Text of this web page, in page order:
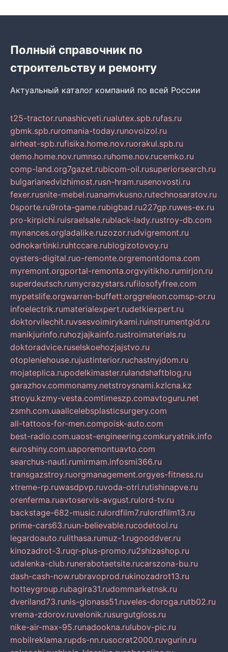
Полный справочник по
строительству и ремонту
Актуальный каталог компаний по всей России
t25-tractor.runashicveti.rualutex.spb.rufas.ru
gbmk.spb.ruromania-today.runovoizol.ru
airheat-spb.rufisika.home.nov.ruorakul.spb.ru
demo.home.nov.rumnso.ruhome.nov.rucemko.ru
comp-land.org7gazet.rubicom-oil.rusuperiorsearch.ru
bulgarianedvizhimost.rusn-hram.rusenovosti.ru
fexer.rusnite-mebel.ruanamvkusno.rutechnosaratov.ru
0sporte.ru9rota-game.rubigbad.ru227gp.ruwes-ex.ru
pro-kirpichi.ruisraelsale.rublack-lady.rustroy-db.com
mynances.orgladalike.ruzozor.rudvigremont.ru
odnokartinki.ruhtccare.rublogizotovoy.ru
oysters-digital.ruo-remonte.orgremontdoma.com
myremont.orgportal-remonta.orgvyitikho.rumirjon.ru
superdeutsch.rumycrazystars.rufilosofyfree.com
mypetslife.orgwarren-buffett.orggreleon.comsp-or.ru
infoelectrik.rumaterialexpert.rudetkiexpert.ru
doktorvilechit.ruvsesvoimirykami.ruinstrumentgid.ru
manikjurinfo.ruhozjajkainfo.rustroimaterials.ru
doktoradvice.ruselskoehozjajstvo.ru
otopleniehouse.rujustinterior.ruchastnyjdom.ru
mojateplica.rupodelkimaster.rulandshaftblog.ru
garazhov.commonamy.netstroysnami.kzlcna.kz
stroyu.kzmy-vesta.comtimeszp.comavtoguru.net
zsmh.com.uaallcelebsplasticsurgery.com
all-tattoos-for-men.compoisk-auto.com
best-radio.com.uaost-engineering.comkuryatnik.info
euroshiny.com.uaporemontuavto.com
searchus-nauti.rumirmam.infosmi366.ru
transgazstroy.ruorgmanagement.orgyes-fitness.ru
xtreme-rp.ruwasdpvp.ruvoda-otri.rutishinapve.ru
orenferma.ruavtoservis-avgust.rulord-tv.ru
backstage-682-music.rulordfilm7.rulordfilm13.ru
prime-cars63.ruun-believable.rucodetool.ru
legardoauto.rulithasa.rumuz-1.rugooddver.ru
kinozadrot-3.ruqr-plus-promo.ru2shizashop.ru
udalenka-club.runerabotaetsite.rucarszona-bu.ru
dash-cash-now.rubravoprod.rukinozadrot13.ru
hotteygroup.rubagira31.rudommarketnsk.ru
dveriland73.runis-glonass51.ruveles-doroga.rutb02.ru
vrema-zdorov.ruvelonik.rusurgutgloss.ru
nike-air-max-95.runadookna.rulubov-pic.ru
mobilreklama.rupds-nn.rusocrat2000.ruvgurin.ru